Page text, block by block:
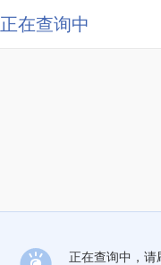
正在查询中
正在查询中，请